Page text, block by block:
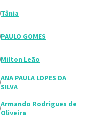
Tânia
PAULO GOMES
Milton Leão
ANA PAULA LOPES DA
SILVA
Armando Rodrigues de
Oliveira